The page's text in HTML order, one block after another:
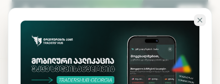
გადადი ძირითად შინაარსზე
KA EN